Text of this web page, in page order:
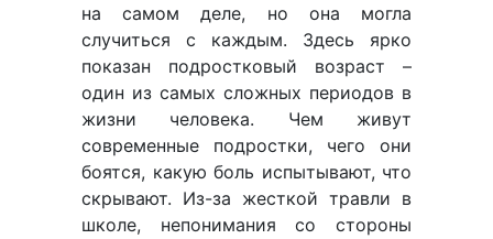
на самом деле, но она могла
случиться с каждым. Здесь ярко
показан подростковый возраст –
один из самых сложных периодов в
жизни человека. Чем живут
современные подростки, чего они
боятся, какую боль испытывают, что
скрывают. Из-за жесткой травли в
школе, непонимания со стороны